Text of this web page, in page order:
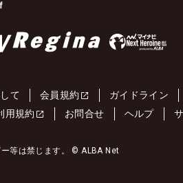
て 会員規約 ガイドライン
用規約 お問合せ ヘルプ
等は禁じます。 © ALBA Net